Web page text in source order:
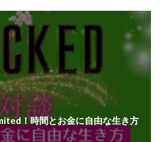
！時間とお金に自由な生き方